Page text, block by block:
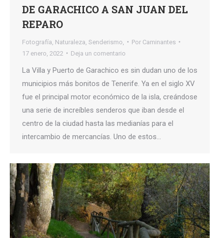
DE GARACHICO A SAN JUAN DEL
REPARO
Fotografía Naturaleza Senderismo, Por Caminantes
17 enero, 2022
Deja un comentario
La Villa y Puerto de Garachico es sin dudan uno de los
municipios más bonitos de Tenerife. Ya en el siglo XV
fue el principal motor económico de la isla, creándose
una serie de increíbles senderos que iban desde el
centro de la ciudad hasta las medianías para el
intercambio de mercancías. Uno de estos…